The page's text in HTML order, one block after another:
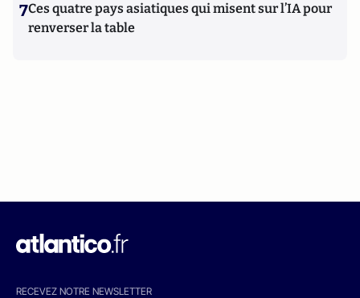
7Ces quatre pays asiatiques qui misent sur l’IA pour
renverser la table
RECEVEZ NOTRE NEWSLETTER